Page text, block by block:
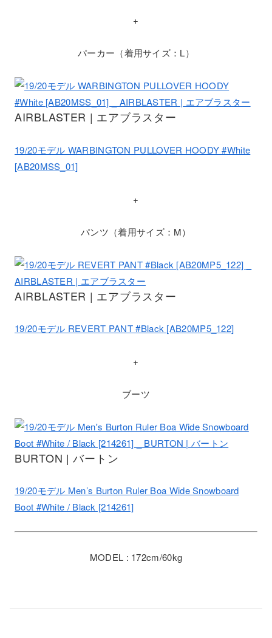
+
パーカー（着用サイズ：L）
AIRBLASTER | エアブラスター
19/20モデル WARBINGTON PULLOVER HOODY #White
[AB20MSS_01]
+
パンツ（着用サイズ：M）
AIRBLASTER | エアブラスター
19/20モデル REVERT PANT #Black [AB20MP5_122]
+
ブーツ
BURTON | バートン
19/20モデル Men’s Burton Ruler Boa Wide Snowboard
Boot #White / Black [214261]
MODEL : 172cm/60kg